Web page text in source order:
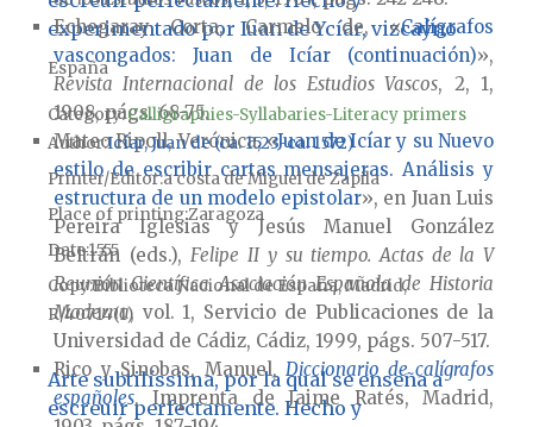
Echegaray Corta, Carmelo de, «Calígrafos
vascongados: Juan de Icíar (continuación)»,
Revista Internacional de los Estudios Vascos, 2, 1,
1908, págs. 68-75.
Mateo Ripoll, Verónica, «Juan de Icíar y su Nuevo
estilo de escribir cartas mensajeras. Análisis y
estructura de un modelo epistolar», en Juan Luis
Pereira Iglesias y Jesús Manuel González
Beltrán (eds.),Felipe II y su tiempo. Actas de la V
Reunión Científica Asociación Española de Historia
Moderna, vol. 1, Servicio de Publicaciones de la
Universidad de Cádiz, Cádiz, 1999, págs. 507-517.
Rico y Sinobas, Manuel,Diccionario de calígrafos
españoles, Imprenta de Jaime Ratés, Madrid,
experimentado por Iuan de Ycíar, vizcaýno
España
Category:Calligraphies-Syllabaries-Literacy primers
AuthorIcíar, Juan de (ca. 1523-ca. 1572)
Printer/Editora costa de Miguel de Zapila
Place of printingZaragoza
Date1555
CopyBiblioteca Nacional de España, Madrid,
R/40714(1)
Arte subtilíssima, por la qual se enseña a
escreuir perfectamente. Hecho y